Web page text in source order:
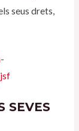
seus drets,
SEVES